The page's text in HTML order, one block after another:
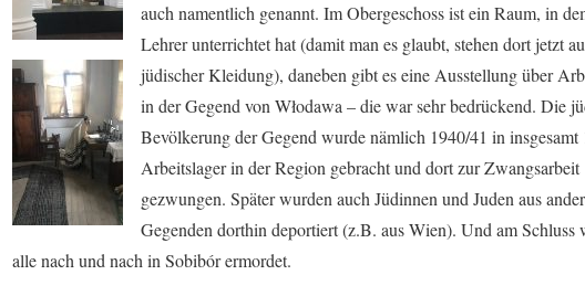
auch namentlich genannt. Im Obergeschoss ist ein Raum, in
Lehrer unterrichtet hat (damit man es glaubt, stehen dort jetzt
jüdischerKleidung), daneben gibt es eine Ausstellung über
in der Gegend von Włodawa – die war sehr bedrückend. Die
Bevölkerung der Gegend wurde nämlich 1940/41 in insgesamt
Arbeitslager in der Region gebracht und dort zur Zwangsarbeit
gezwungen. Später wurden auch Jüdinnen und Juden aus
Gegenden dorthin deportiert (z.B. aus Wien). Und am Schluss
alle nach und nach in Sobibór ermordet.